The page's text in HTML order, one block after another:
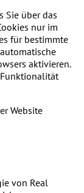
Sie über das
nur im
für bestimmte
aktivieren.
Website
von Real